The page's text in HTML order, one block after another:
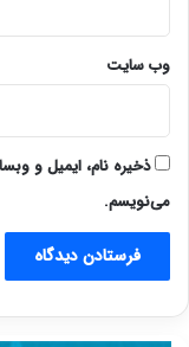
وب‌ سایت
ذخیره نام، ایمیل و
می‌نویسم.